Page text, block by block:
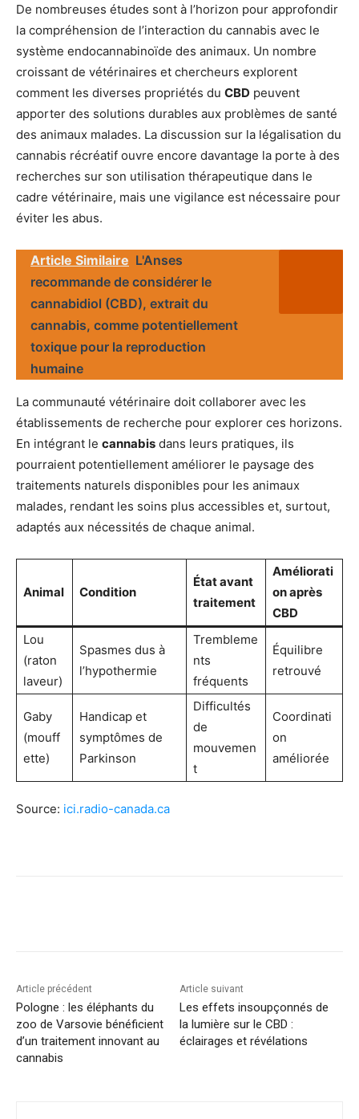
De nombreuses études sont à l’horizon pour approfondir
la compréhension de l’interaction du cannabis avec le
système endocannabinoïde des animaux. Un nombre
croissant de vétérinaires et chercheurs explorent
comment les diverses propriétés du CBD peuvent
apporter des solutions durables aux problèmes de santé
des animaux malades. La discussion sur la légalisation du
cannabis récréatif ouvre encore davantage la porte à des
recherches sur son utilisation thérapeutique dans le
cadre vétérinaire, mais une vigilance est nécessaire pour
éviter les abus.
Article Similaire L'Anses
recommande de considérer le
cannabidiol (CBD), extrait du
cannabis, comme potentiellement
toxique pour la reproduction
humaine
La communauté vétérinaire doit collaborer avec les
établissements de recherche pour explorer ces horizons.
En intégrant le cannabis dans leurs pratiques, ils
pourraient potentiellement améliorer le paysage des
traitements naturels disponibles pour les animaux
malades, rendant les soins plus accessibles et, surtout,
adaptés aux nécessités de chaque animal.
Animal Condition
État avant
traitement
Améliorati
on après
CBD
Lou
(raton
laveur)
Spasmes dus à
l’hypothermie
Trembleme
nts
fréquents
Équilibre
retrouvé
Gaby
(mouff
ette)
Handicap et
symptômes de
Parkinson
Difficultés
de
mouvemen
t
Coordinati
on
améliorée
Source: ici.radio-canada.ca
Article précédent
Pologne : les éléphants du
zoo de Varsovie bénéficient
d’un traitement innovant au
cannabis
Article suivant
Les effets insoupçonnés de
la lumière sur le CBD :
éclairages et révélations